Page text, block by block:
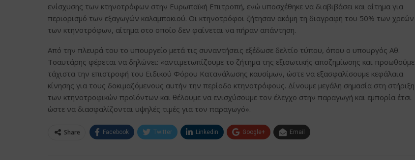
ενίσχυσης των κτηνοτρόφων στην Ευρωπαϊκή Επιτροπή, ενώ υποσχέθηκε να διαβιβάσει και αίτημα για
περιορισμό των εξαγωγών καλαμποκιού. Οι κτηνοτρόφοι ζήτησαν ακόμη τη διαγραφή του 50% των χρεών
των κτηνοτρόφων, αίτημα στο οποίο δεν φαίνεται να πήραν απάντηση.
Από την πλευρά του το υπουργείο μετά τις συναντήσεις εξέδωσε δελτίο τύπου, όπου ο υπουργός Αθ.
Τσαυτάρης φέρεται να δηλώνει: «αντιμετωπίζουμε το ζήτημα της εξισωτικής αποζημίωσης και προωθούμε
τάχιστα την επιστροφή του Ειδικού Φόρου Κατανάλωσης καυσίμων, ώστε να εξασφαλίσουμε κεφάλαια
κίνησης για τους δοκιμαζόμενους αυτήν την περίοδο κτηνοτρόφους. Δίνουμε μεγάλη σημασία στη στήριξη
των κτηνοτροφικών προϊόντων και θέλουμε να ενισχύσουμε τον έλεγχο στην παραγωγή και εμπορία έτσι
ώστε να διασφαλίζονται υψηλές τιμές για τον παραγωγό».
Share Facebook Twitter Linkedin Google+ Email